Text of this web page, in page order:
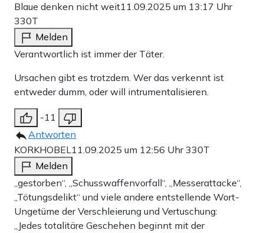
Blaue denken nicht weit11.09.2025 um 13:17 Uhr
330T
Melden
Verantwortlich ist immer der Täter.
Ursachen gibt es trotzdem. Wer das verkennt ist
entweder dumm, oder will intrumentalisieren.
-11
Antworten
KORKHOBEL11.09.2025 um 12:56 Uhr330T
Melden
„gestorben“, „Schusswaffenvorfall“, „Messerattacke“,
„Tötungsdelikt“ und viele andere entstellende Wort-
Ungetüme der Verschleierung und Vertuschung:
„Jedes totalitäre Geschehen beginnt mit der